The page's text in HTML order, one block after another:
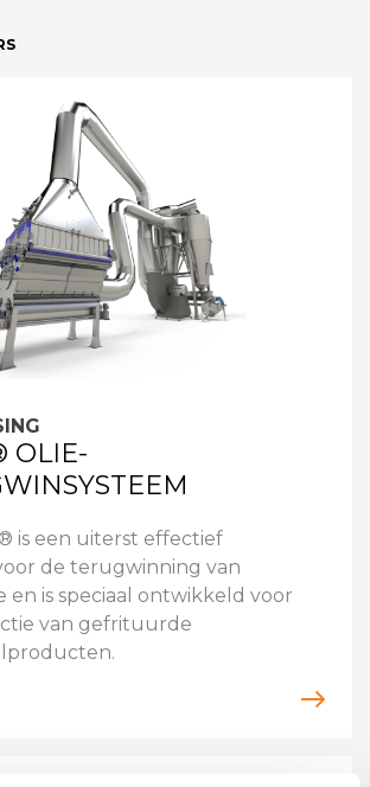
OLIE-
is een uiterst effectief
de terugwinning van
is speciaal ontwikkeld voor
van gefrituurde